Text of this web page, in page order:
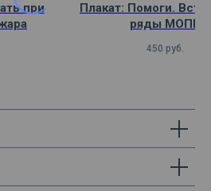
при
Плакат: Помоги.
ряды МОПР
450 руб.